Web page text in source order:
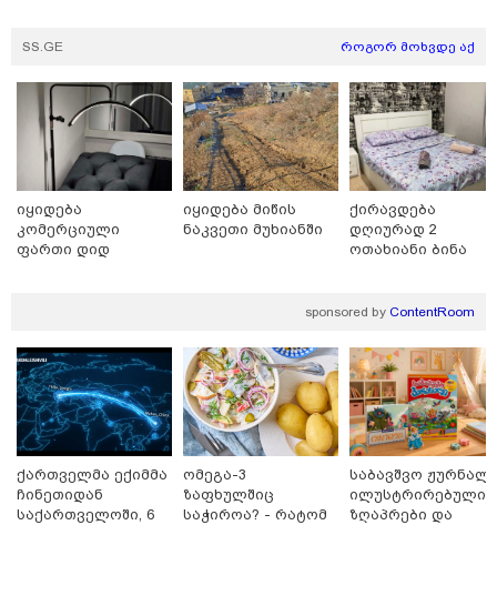
"სამგორის" მეტროში გარდაცვლილი სტუდენტის,
აქვეყნებს - რა გახდა გოგონას გარდაცვალების
მიზეზი?
SS.GE როგორ მოხვდე აქ
იყიდება
კომერციული
ფართი დიდ
იყიდება მიწის
ნაკვეთი მუხიანში
ქირავდება
დღიურად 2
ოთახიანი ბინა
sponsored by ContentRoom
ქართველმა ექიმმა
ჩინეთიდან
საქართველოში, 6
ომეგა-3
ზაფხულშიც
საჭიროა? - რატომ
საბავშვო
ილუსტრირებული
ზღაპრები და